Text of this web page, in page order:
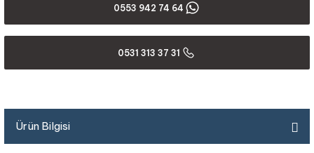
0553 942 74 64
0531 313 37 31
Ürün Bilgisi